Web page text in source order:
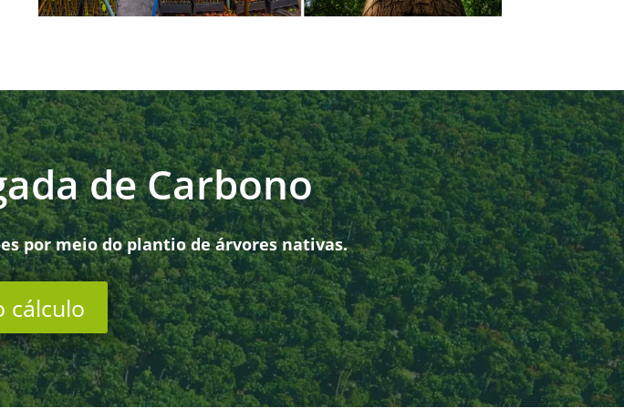
de Carbono
por meio do plantio de árvores nativas.
cálculo